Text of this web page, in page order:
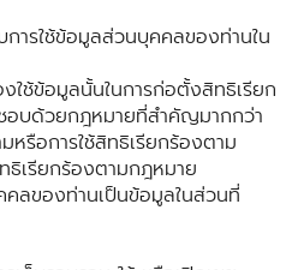
รใช้ข้อมูลส่วนบุคคลของท่านใน
มูลนั้นในการก่อตั้งสิทธิเรียก
บด้วยกฎหมายที่สำคัญมากกว่า
รใช้สิทธิเรียกร้องตาม
เรียกร้องตามกฎหมาย
ท่านเป็นข้อมูลในส่วนที่